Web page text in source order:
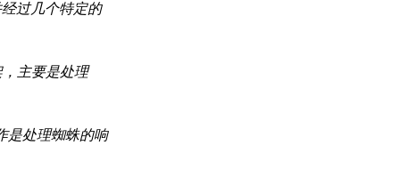
过几个特定的
，主要是处理
是处理蜘蛛的响